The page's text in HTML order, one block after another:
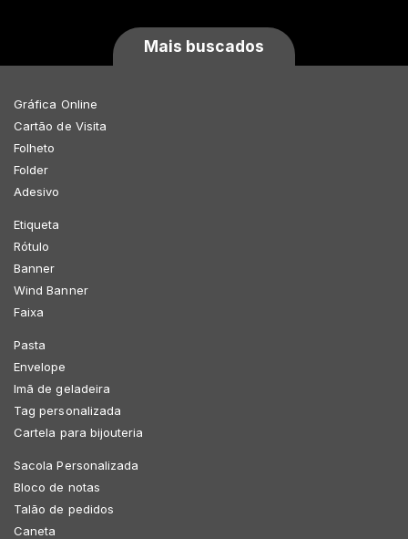
Mais buscados
Gráfica Online
Cartão de Visita
Folheto
Folder
Adesivo
Etiqueta
Rótulo
Banner
Wind Banner
Faixa
Pasta
Envelope
Imã de geladeira
Tag personalizada
Cartela para bijouteria
Sacola Personalizada
Bloco de notas
Talão de pedidos
Caneta